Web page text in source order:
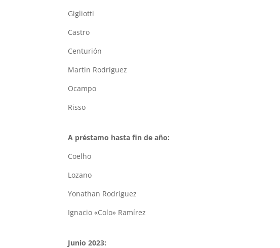
Gigliotti
Castro
Centurión
Martin Rodríguez
Ocampo
Risso
A préstamo hasta fin de año:
Coelho
Lozano
Yonathan Rodríguez
Ignacio «Colo» Ramírez
Junio 2023: